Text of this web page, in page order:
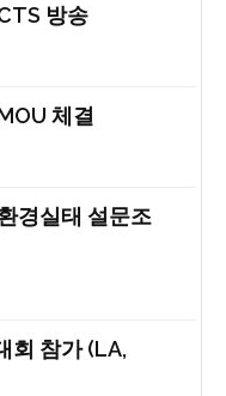
방송
체결
경실태 설문조
회 참가 (LA,